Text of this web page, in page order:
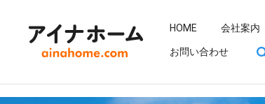
HOME 会社案内
お問い合わせ